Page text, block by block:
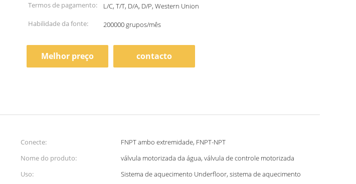
Termos de pagamento:
L/C, T/T, D/A, D/P, Western Union
Habilidade da fonte:
200000 grupos/mês
Melhor preço contacto
Conecte:
FNPT ambo extremidade, FNPT-NPT
Nome do produto:
válvula motorizada da água, válvula de controle motorizada
Uso:
Sistema de aquecimento Underfloor, sistema de aquecimento